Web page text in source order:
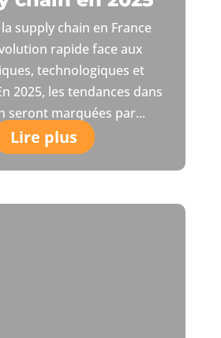
supply chain en France
rapide face aux
technologiques et
2025, les tendances dans
seront marquées par...
Lire plus